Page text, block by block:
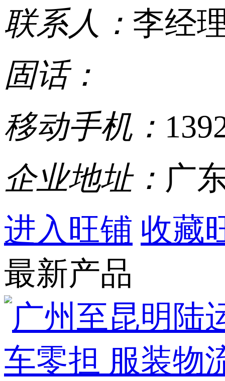
联系人： 李经
固话：
移动手机：
企业地址： 广
进入旺铺 收藏
最新产品